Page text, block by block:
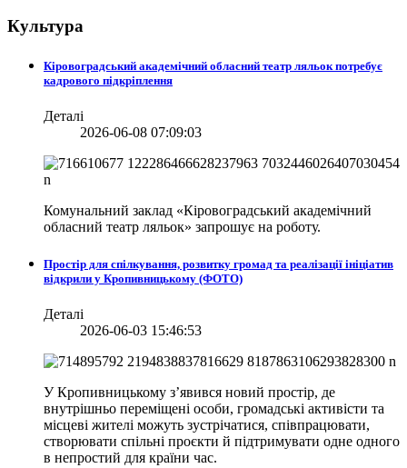
Культура
Кіровоградський академічний обласний театр ляльок потребує
кадрового підкріплення
Деталі
2026-06-08 07:09:03
Комунальний заклад «Кіровоградський академічний
обласний театр ляльок» запрошує на роботу.
Простір для спілкування, розвитку громад та реалізації ініціатив
відкрили у Кропивницькому (ФОТО)
Деталі
2026-06-03 15:46:53
У Кропивницькому з’явився новий простір, де
внутрішньо переміщені особи, громадські активісти та
місцеві жителі можуть зустрічатися, співпрацювати,
створювати спільні проєкти й підтримувати одне одного
в непростий для країни час.